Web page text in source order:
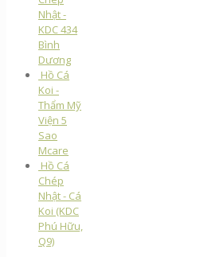
Nhật -
KDC 434
Bình
Dương
Hồ Cá
Koi -
Thẩm Mỹ
Viện 5
Sao
Mcare
Hồ Cá
Chép
Nhật - Cá
Koi (KDC
Phú Hữu,
Q9)